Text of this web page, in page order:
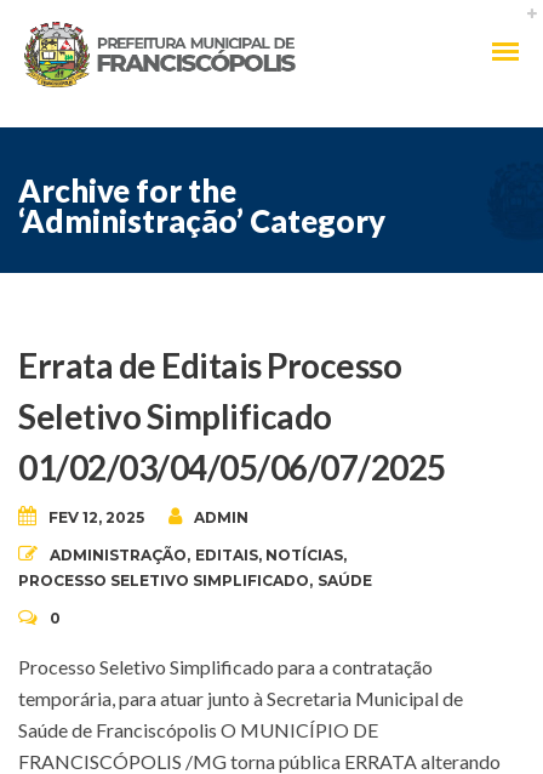
Archive for the
‘Administração’ Category
Errata de Editais Processo
Seletivo Simplificado
01/02/03/04/05/06/07/2025
FEV 12, 2025 ADMIN
ADMINISTRAÇÃO, EDITAIS, NOTÍCIAS,
PROCESSO SELETIVO SIMPLIFICADO, SAÚDE
0
Processo Seletivo Simplificado para a contratação
temporária, para atuar junto à Secretaria Municipal de
Saúde de Franciscópolis O MUNICÍPIO DE
FRANCISCÓPOLIS /MG torna pública ERRATA alterando